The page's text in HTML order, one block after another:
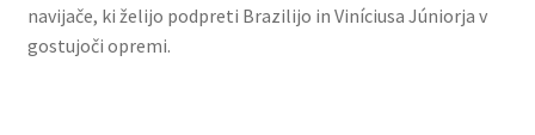
navijače, ki želijo podpreti Brazilijo in Viníciusa Júniorja v
gostujoči opremi.